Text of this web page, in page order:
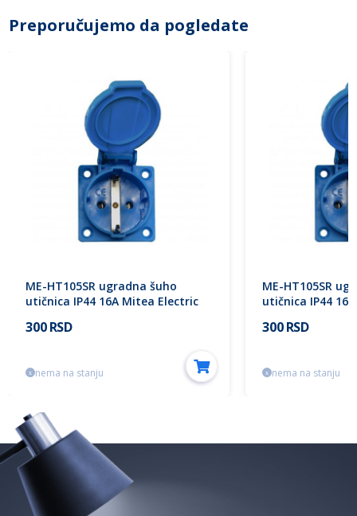
Preporučujemo da pogledate
ME-HT105SR ugradna šuho
utičnica IP44 16A Mitea Electric
300 RSD
nema na stanju
ME-HT105SR
utičnica IP44
300 RSD
nema na stanju